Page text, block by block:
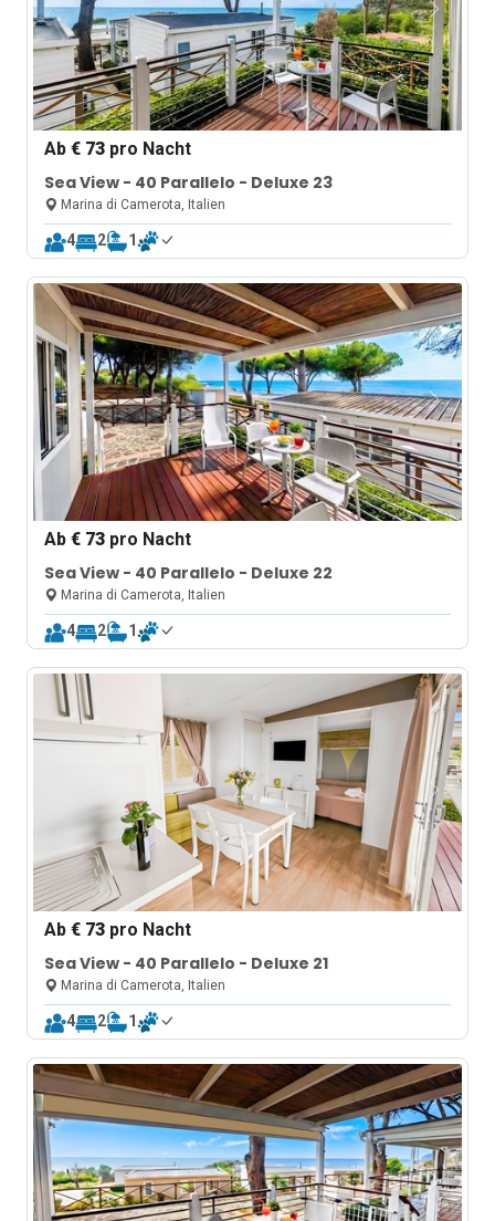
Ab€ 73 pro Nacht
Sea View - 40 Parallelo - Deluxe 23
Marina di Camerota, Italien
4 2 1
Ab€ 73 pro Nacht
Sea View - 40 Parallelo - Deluxe 22
Marina di Camerota, Italien
4 2 1
Ab€ 73 pro Nacht
Sea View - 40 Parallelo - Deluxe 21
Marina di Camerota, Italien
4 2 1